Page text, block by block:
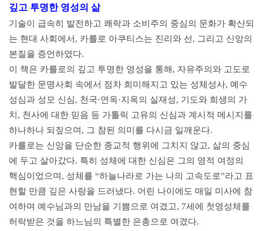
깊고 투명한 영성의 삶
기술이 급속히 발전하고 쾌락과 소비주의 중심의 문화가 확산되
는 현대 사회에서, 카를로 아쿠티스는 진리와 선, 그리고 신앙의
본질을 증언하였다.
이 책은 카를로의 깊고 투명한 영성을 통해, 자유주의와 고도로
발달한 문명사회 속에서 점차 희미해지고 있는 성체성사, 예수
성심과 성모 신심, 천국·연옥·지옥의 실재성, 기도와 희생의 가
치, 천사에 대한 믿음 등 가톨릭 고유의 신심과 계시적 메시지를
하나하나 되짚으며, 그 참된 의미를 다시금 일깨운다.
카를로는 신앙을 단순한 종교적 행위에 그치지 않고, 삶의 중심
에 두고 살아갔다. 특히 성체에 대한 신심은 그의 영적 여정의
핵심이었으며, 성체를 “하늘나라로 가는 나의 고속도로”라고 표
현할 만큼 깊은 사랑을 드러냈다. 어린 나이에도 매일 미사에 참
여하며 예수님과의 만남을 기쁨으로 여겼고, 7세에 첫영성체를
허락받은 것을 하느님의 특별한 은총으로 여겼다.